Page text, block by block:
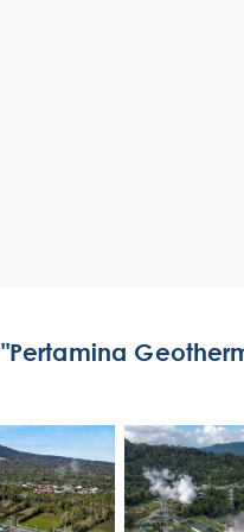
"Pertamina